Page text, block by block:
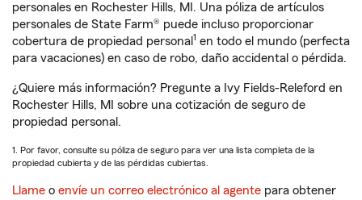
personales en Rochester Hills, MI. Una póliza de artículos
personales de State Farm® puede incluso proporcionar
cobertura de propiedad personal 1 en todo el mundo (perfecta
para vacaciones) en caso de robo, daño accidental o pérdida.
¿Quiere más información? Pregunte a Ivy Fields-Releford en
Rochester Hills, MI sobre una cotización de seguro de
propiedad personal.
1. Por favor, consulte su póliza de seguro para ver una lista completa de la
propiedad cubierta y de las pérdidas cubiertas.
Llame o envíe un correo electrónico al agente para obtener